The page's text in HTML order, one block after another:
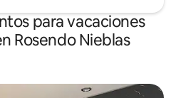
para vacaciones
Rosendo Nieblas